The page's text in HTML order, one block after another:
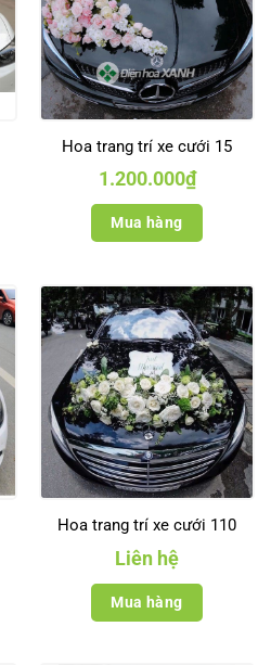
Hoa trang trí xe cưới 15
1.200.000₫
Mua hàng
Hoa trang trí xe cưới 110
Liên hệ
Mua hàng